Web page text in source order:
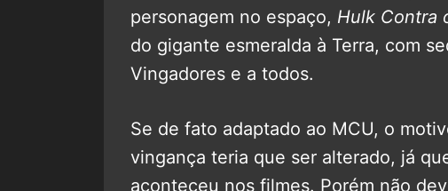
personagem no espaço, Hulk Contra
do gigante esmeralda à Terra, com
Vingadores e a todos.
Se de fato adaptado ao MCU, o
vingança teria que ser alterado, já
aconteceu nos filmes. Porém não